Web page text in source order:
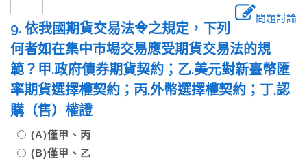
問題討論
9. 依我國期貨交易法令之規定，下列
何者如在集中市場交易應受期貨交易法的規
範？甲.政府債券期貨契約；乙.美元對新臺幣匯
率期貨選擇權契約；丙.外幣選擇權契約；丁.認
購（售）權證
(A)僅甲、丙
(B)僅甲、乙